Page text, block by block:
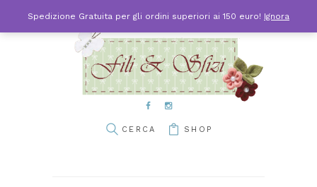
SHOP
Spedizione Gratuita per gli ordini superiori ai 150 euro! Ignora